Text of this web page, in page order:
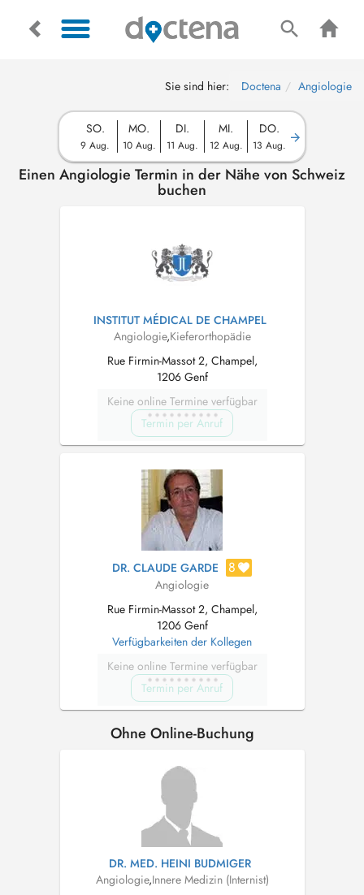
Sie sind hier: Doctena Angiologie
SO.
9 Aug.
MO.
10 Aug.
DI.
11 Aug.
MI.
12 Aug.
DO.
13 Aug.
Einen Angiologie Termin in der Nähe von Schweiz
buchen
INSTITUT MÉDICAL DE CHAMPEL
Angiologie,Kieferorthopädie
Rue Firmin-Massot 2, Champel,
1206 Genf
Keine online Termine verfügbar
Termin per Anruf
DR. CLAUDE GARDE 8
Angiologie
Rue Firmin-Massot 2, Champel,
1206 Genf
Verfügbarkeiten der Kollegen
Keine online Termine verfügbar
Termin per Anruf
Ohne Online-Buchung
DR. MED. HEINI BUDMIGER
Angiologie,Innere Medizin (Internist)